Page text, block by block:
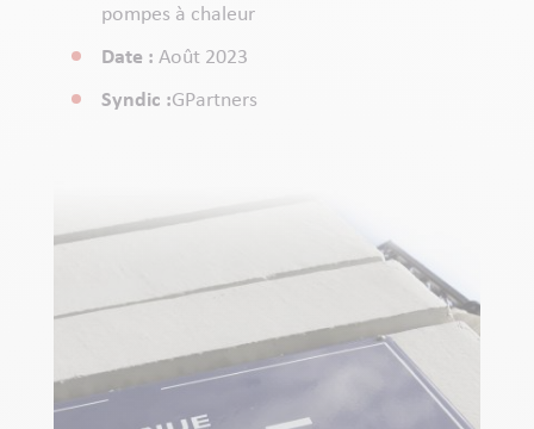
pompes à chaleur
Date : Août 2023
Syndic :GPartners